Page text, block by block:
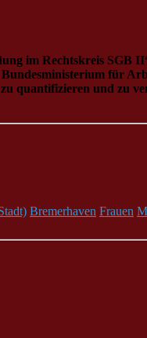
im Rechtskreis SGB
für
quantifizieren und zu
Bremerhaven Frauen